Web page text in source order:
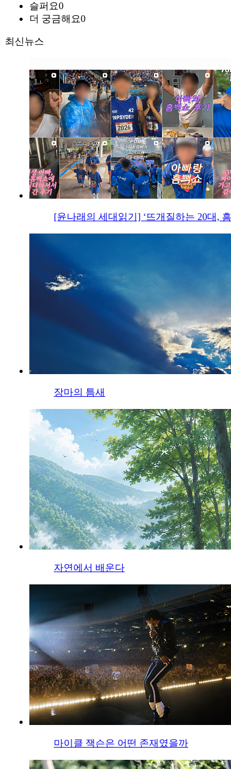
슬퍼요0
더 궁금해요0
최신뉴스
[윤나래의 세대읽기] ‘뜨개질하는 20대,
장마의 틈새
자연에서 배운다
마이클 잭슨은 어떤 존재였을까